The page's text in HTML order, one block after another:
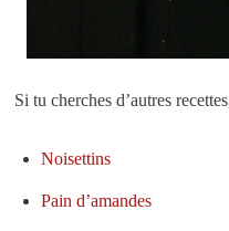
Si tu cherches d’autres
Noisettins
Pain d’amandes